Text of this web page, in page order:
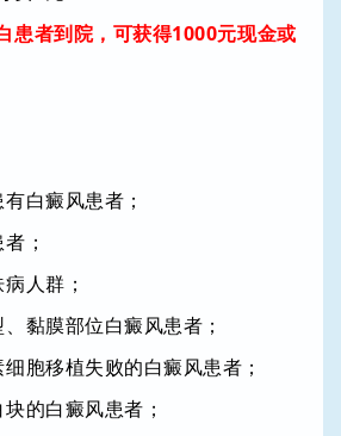
患者到院，可获得1000元现金或
白癜风患者；
；
人群；
黏膜部位白癜风患者；
胞移植失败的白癜风患者；
的白癜风患者；